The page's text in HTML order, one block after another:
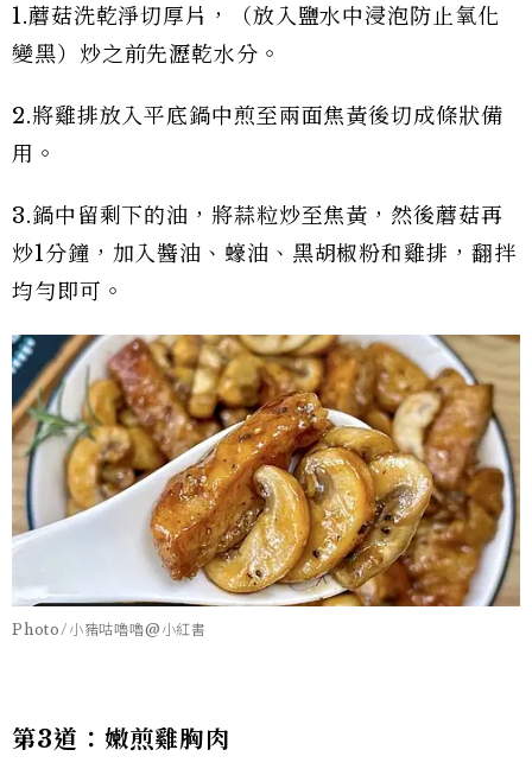
1.蘑菇洗乾淨切厚片，（放入鹽水中浸泡防止氧化
變黑）炒之前先瀝乾水分。
2.將雞排放入平底鍋中煎至兩面焦黃後切成條狀備
用。
3.鍋中留剩下的油，將蒜粒炒至焦黃，然後蘑菇再
炒1分鐘，加入醬油、蠔油、黑胡椒粉和雞排，翻拌
均勻即可。
Photo/小豬咕嚕嚕@小紅書
第3道：嫩煎雞胸肉